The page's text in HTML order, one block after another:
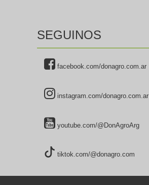
SEGUINOS
facebook.com/donagro.com.ar
instagram.com/donagro.com.ar
youtube.com/@DonAgroArg
tiktok.com/@donagro.com